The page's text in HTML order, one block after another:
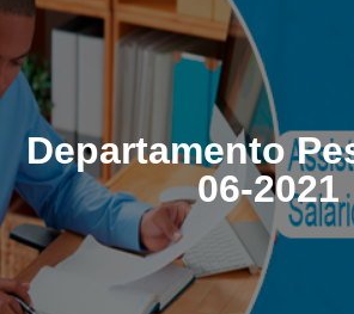
Departamento
06-2021